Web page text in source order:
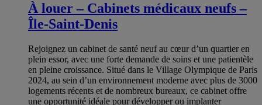
À louer – Cabinets médicaux neufs –
Île-Saint-Denis
Rejoignez un cabinet de santé neuf au cœur d’un quartier en
plein essor, avec une forte demande de soins et une patientèle
en pleine croissance. Situé dans le Village Olympique de Paris
2024, au sein d’un environnement moderne avec plus de 3000
logements récents et de nombreux bureaux, ce cabinet offre
une opportunité idéale pour développer ou implanter